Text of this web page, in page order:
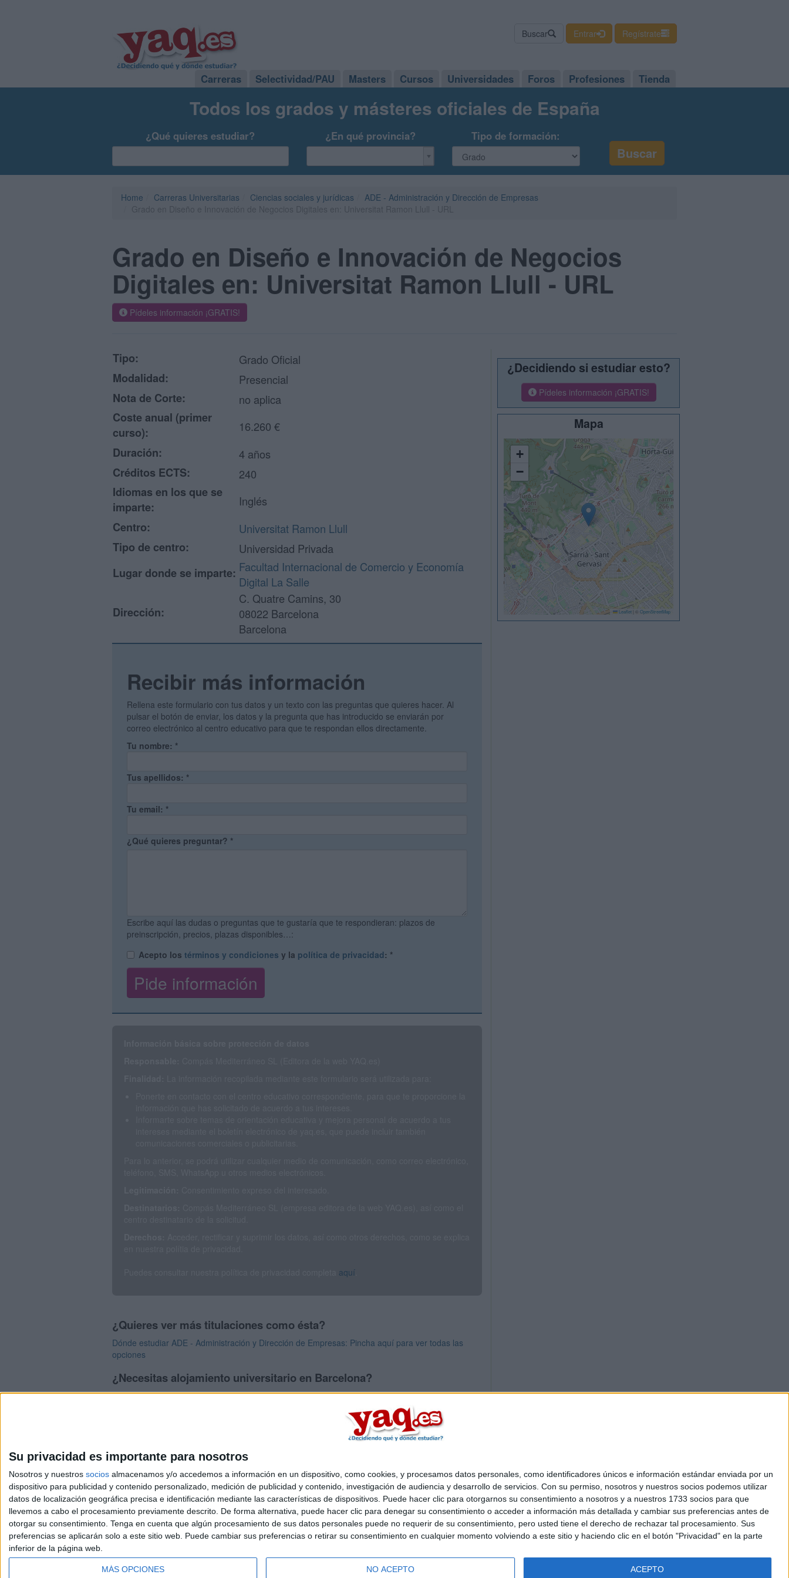
Su privacidad es importante para nosotros
Nosotros y nuestros socios almacenamos y/o accedemos a información en un dispositivo, como cookies, y procesamos datos personales, como identificadores únicos e información estándar enviada por un
dispositivo para publicidad y contenido personalizado, medición de publicidad y contenido, investigación de audiencia y desarrollo de servicios. Con su permiso, nosotros y nuestros socios podemos utilizar
datos de localización geográfica precisa e identificación mediante las características de dispositivos. Puede hacer clic para otorgarnos su consentimiento a nosotros y a nuestros 1733 socios para que
llevemos a cabo el procesamiento previamente descrito. De forma alternativa, puede hacer clic para denegar su consentimiento o acceder a información más detallada y cambiar sus preferencias antes de
otorgar su consentimiento. Tenga en cuenta que algún procesamiento de sus datos personales puede no requerir de su consentimiento, pero usted tiene el derecho de rechazar tal procesamiento. Sus
preferencias se aplicarán solo a este sitio web. Puede cambiar sus preferencias o retirar su consentimiento en cualquier momento volviendo a este sitio y haciendo clic en el botón "Privacidad" en la parte
inferior de la página web.
MÁS OPCIONES NO ACEPTO ACEPTO
Buscar Entrar Regístrate
Carreras Selectividad/PAU Masters Cursos Universidades Foros Profesiones Tienda
Todos los grados y másteres oficiales de España
¿Qué quieres estudiar? ¿En qué provincia? Tipo de formación:
Home Carreras Universitarias Ciencias sociales y jurídicas
ADE - Administración y Dirección de Empresas
Grado en Diseño e Innovación de Negocios
Digitales en: Universitat Ramon Llull - URL
Pídeles información ¡GRATIS!
Tipo:
Grado Oficial
Modalidad:
Presencial
Nota de Corte:
no aplica
Coste anual (primer
curso):
16.260 €
Duración:
4 años
Créditos ECTS:
240
Idiomas en los que se
imparte:
Inglés
Centro:
Universitat Ramon Llull
Tipo de centro:
Universidad Privada
Lugar donde se imparte: Facultad Internacional de Comercio y Economía
Digital La Salle
Dirección:
C. Quatre Camins, 30
08022 Barcelona
Barcelona
Recibir más información
Rellena este formulario con tus datos y un texto con las preguntas que quieres hacer. Al
pulsar el botón de enviar, los datos y la pregunta que has introducido se enviarán por
correo electrónico al centro educativo para que te respondan ellos directamente.
Tu nombre: *
Tus apellidos: *
Tu email: *
¿Qué quieres preguntar? *
Escribe aquí las dudas o preguntas que te gustaría que te respondieran: plazos de
preinscripción, precios, plazas disponibles…:
Acepto los términos y condiciones y la política de privacidad: *
aquí
¿Quieres ver más titulaciones como ésta?
Dónde estudiar ADE - Administración y Dirección de Empresas: Pincha aquí para ver todas las
opciones
¿Necesitas alojamiento universitario en Barcelona?
>> Residencias de estudiantes y colegios mayores en Barcelona
¿Decidiendo si estudiar esto?
Pídeles información ¡GRATIS!
Mapa
+
−
Leaflet © OpenStreetMap
Quiénes somos|Contactar|Anúnciate
Aviso legal|Politica de privacidad|Condiciones generales|Política de cookies
© 2003-2026Compás Mediterráneo S.L.- Diego de León 47 - 28006 Madrid [ESPAÑA] - Tel. +34 91 593 2767